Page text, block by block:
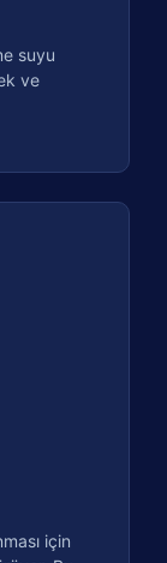
suyu
ve
için